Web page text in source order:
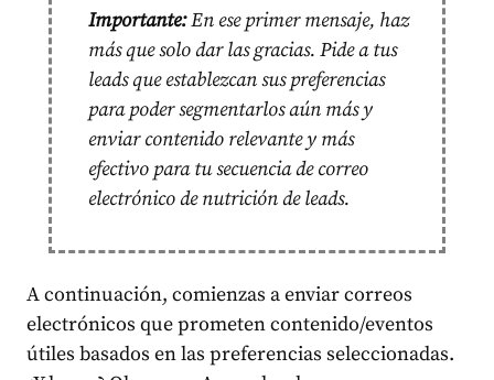
Importante:En ese primer mensaje, haz
más que solo dar las gracias. Pide a tus
leads que establezcan sus preferencias
para poder segmentarlos aún más y
enviar contenido relevante y más
efectivo para tu secuencia de correo
electrónico de nutrición de leads.
A continuación, comienzas a enviar correos
electrónicos que prometen contenido/eventos
útiles basados en las preferencias seleccionadas.